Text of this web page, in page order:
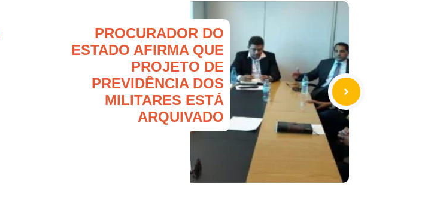
PROCURADOR DO
ESTADO AFIRMA QUE
PROJETO DE
PREVIDÊNCIA DOS
MILITARES ESTÁ
ARQUIVADO